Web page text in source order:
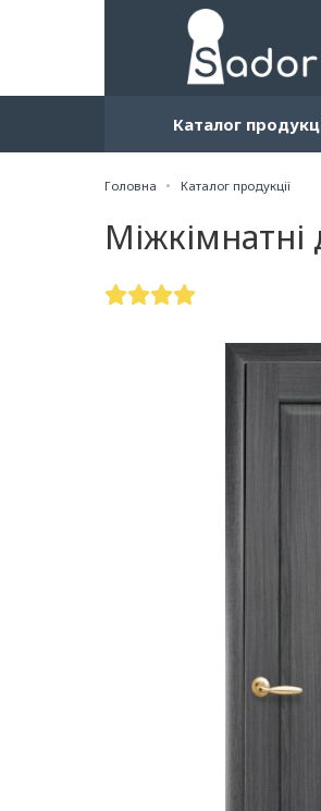
Каталог
Головна Каталог продукції